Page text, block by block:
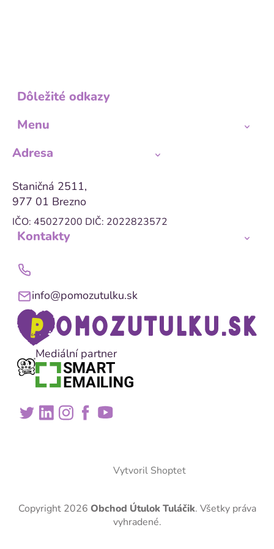
Dôležité odkazy
Menu
Adresa
Staničná 2511,
977 01 Brezno
IČO: 45027200 DIČ: 2022823572
Kontakty
info@pomozutulku.sk
Mediální partner
Vytvoril Shoptet
Copyright 2026 Obchod Útulok Tuláčik. Všetky práva
vyhradené.